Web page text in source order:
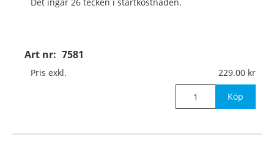
Art nr: 7581
Pris exkl. 229.00
Köp